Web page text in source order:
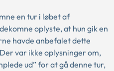
en tur i løbet af
oplyste, at hun gik en
havde anbefalet dette
var ikke oplysninger om,
ud” for at gå denne tur,